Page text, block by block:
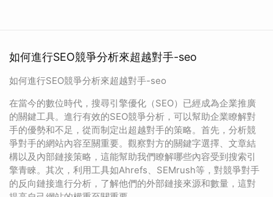
如何進行SEO競爭分析來超越對手-seo
如何進行SEO競爭分析來超越對手-seo
在當今的數位時代，搜尋引擎優化（SEO）已經成為企業推廣
的關鍵工具。進行有效的SEO競爭分析，可以幫助企業瞭解對
手的優勢和不足，從而制定出超越對手的策略。首先，分析競
爭對手的網站內容至關重要。觀察對方的關鍵字選擇、文章結
構以及內部鏈接策略，這能幫助我們瞭解哪些內容受到搜索引
擎青睞。其次，利用工具如Ahrefs、SEMrush等，對競爭對手
的反向鏈接進行分析，了解他們的外部鏈接來源和數量，這對